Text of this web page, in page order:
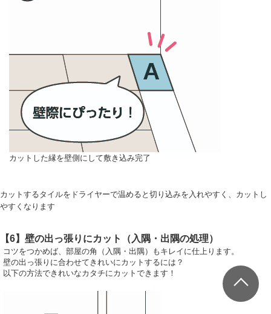
カットした縁を壁側にして敷き込み完了
カットするタイルをドライヤーで温めると切り込みを入れやすく、カットし
やすくなります
【6】壁の出っ張りにカット（入隅・出隅の処理）
コツをつかめば、部屋の角（入隅・出隅）もキレイに仕上ります。
壁の出っ張りに合わせてきれいにカットするには？
以下の方法できれいなカタチにカットできます！